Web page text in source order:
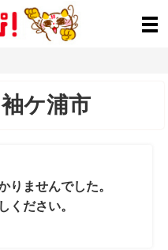
袖ケ浦市
りませんでした。
ください。